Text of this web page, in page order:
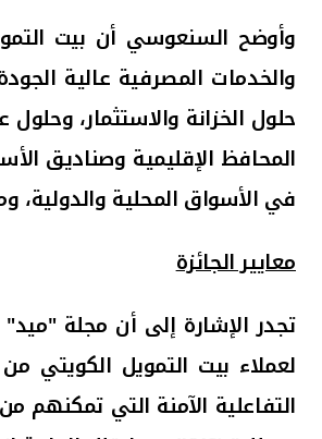
وأوضح السنعوسي أن بيت
والخدمات المصرفية عالية
حلول الخزانة والاستثمار،
المحافظ الإقليمية وصناديق
في الأسواق المحلية والدولية،
معايير الجائزة
تجدر الإشارة إلى أن مجلة
لعملاء بيت التمويل الكويتي
التفاعلية الآمنة التي تمكنهم